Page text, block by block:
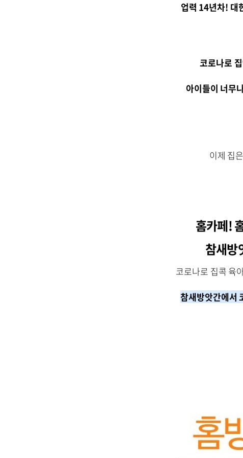
업력 14년차! 대
코로나로
아이들이 너무
이제 집
홈카페!
참새방
코로나로 집콕 육
참새방앗간에서